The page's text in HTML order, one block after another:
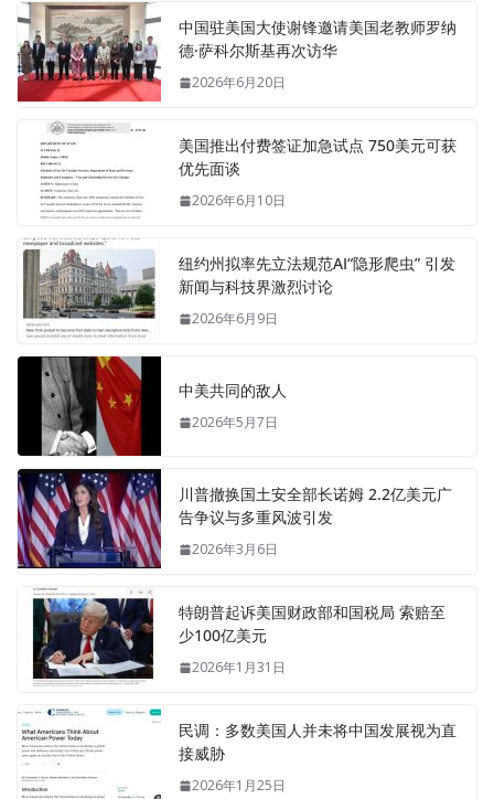
中国驻美国大使谢锋邀请美国老教师罗纳
德·萨科尔斯基再次访华
2026年6月20日
美国推出付费签证加急试点 750美元可获
优先面谈
2026年6月10日
纽约州拟率先立法规范AI“隐形爬虫” 引发
新闻与科技界激烈讨论
2026年6月9日
中美共同的敌人
2026年5月7日
川普撤换国土安全部长诺姆 2.2亿美元广
告争议与多重风波引发
2026年3月6日
特朗普起诉美国财政部和国税局 索赔至
少100亿美元
2026年1月31日
民调：多数美国人并未将中国发展视为直
接威胁
2026年1月25日